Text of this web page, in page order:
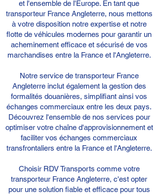
et l'ensemble de l'Europe. En tant que
transporteur France Angleterre, nous mettons
à votre disposition notre expertise et notre
flotte de véhicules modernes pour garantir un
acheminement efficace et sécurisé de vos
marchandises entre la France et l'Angleterre.
Notre service de transporteur France
Angleterre inclut également la gestion des
formalités douanières, simplifiant ainsi vos
échanges commerciaux entre les deux pays.
Découvrez l'ensemble de nos services pour
optimiser votre chaîne d'approvisionnement et
faciliter vos échanges commerciaux
transfrontaliers entre la France et l'Angleterre.
Choisir RDV Transports comme votre
transporteur France Angleterre, c'est opter
pour une solution fiable et efficace pour tous